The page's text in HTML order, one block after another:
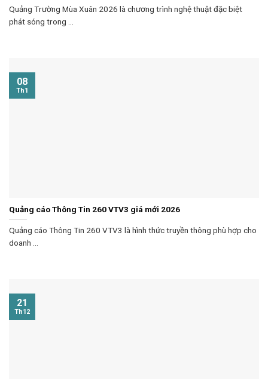
Quảng Trường Mùa Xuân 2026 là chương trình nghệ thuật đặc biệt
phát sóng trong ...
Quảng cáo Thông Tin 260 VTV3 giá mới 2026
Quảng cáo Thông Tin 260 VTV3 là hình thức truyền thông phù hợp cho
doanh ...
08
Th1
21
Th12